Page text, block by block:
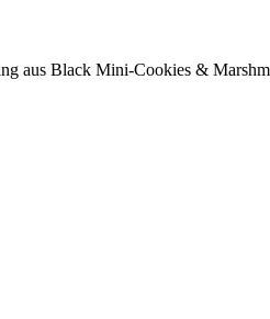
aus Black Mini-Cookies &